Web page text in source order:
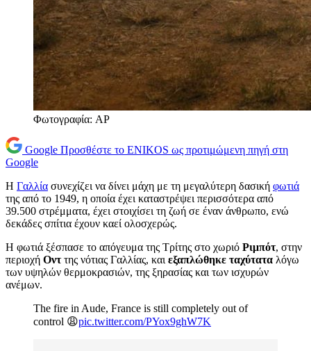
Φωτογραφία: AP
Google Προσθέστε το ENIKOS ως προτιμώμενη πηγή στη
Google
Η Γαλλία συνεχίζει να δίνει μάχη με τη μεγαλύτερη δασική φωτιά
της από το 1949, η οποία έχει καταστρέψει περισσότερα από
39.500 στρέμματα, έχει στοιχίσει τη ζωή σε έναν άνθρωπο, ενώ
δεκάδες σπίτια έχουν καεί ολοσχερώς.
Η φωτιά ξέσπασε το απόγευμα της Τρίτης στο χωριό Ριμπότ, στην
περιοχή Ονττης νότιας Γαλλίας, και εξαπλώθηκε ταχύτατα λόγω
των υψηλών θερμοκρασιών, της ξηρασίας και των ισχυρών
ανέμων.
The fire in Aude, France is still completely out of
control 😩pic.twitter.com/PYox9ghW7K